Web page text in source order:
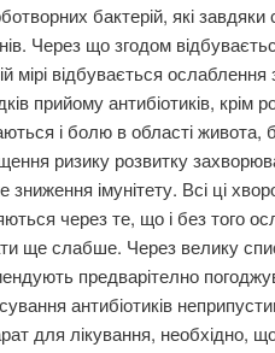
бактерій, які
Через що згодом
мірі відбувається
прийому антибіотиків,
і болю в області живота,
ризику розвитку
зниження імунітету. Всі ці
через те, що і без того
ще слабше. Через велику
предварітелно
антибіотиків
для лікування, необхідно,